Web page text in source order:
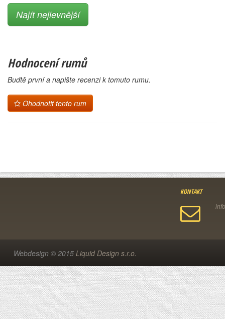
Najít nejlevnější
Hodnocení rumů
Buďtě první a napište recenzi k tomuto rumu.
Ohodnotit tento rum
KONTAKT
Webdesign © 2015 Liquid Design s.r.o.